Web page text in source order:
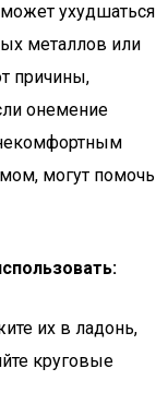
может ухудшаться
металлов или
причины,
онемение
могут помочь
их в ладонь,
круговые